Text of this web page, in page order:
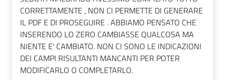
CORRETTAMENTE , NON CI PERMETTE DI GENERARE
IL PDF E DI PROSEGUIRE . ABBIAMO PENSATO CHE
INSERENDO LO ZERO CAMBIASSE QUALCOSA MA
NIENTE E' CAMBIATO. NON CI SONO LE INDICAZIONI
DEI CAMPI RISULTANTI MANCANTI PER POTER
MODIFICARLO O COMPLETARLO.